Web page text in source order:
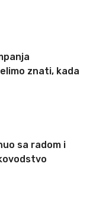
znati, kada
sa radom i